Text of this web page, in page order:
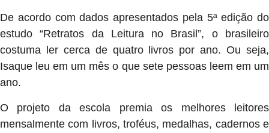
De acordo com dados apresentados pela 5ª edição do
estudo “Retratos da Leitura no Brasil”, o brasileiro
costuma ler cerca de quatro livros por ano. Ou seja,
Isaque leu em um mês o que sete pessoas leem em um
ano.
O projeto da escola premia os melhores leitores
mensalmente com livros, troféus, medalhas, cadernos e